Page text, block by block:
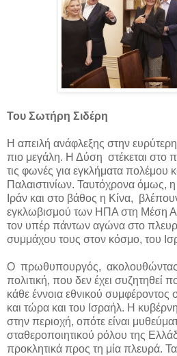
Του Σωτήρη Σιδέρη
Η απειλή ανάφλεξης στην ευρύτερη
πιο μεγάλη. Η Δύση στέκεται στο
τις φωνές για εγκλήματα πολέμου
Παλαιστινίων. Ταυτόχρονα όμως,
Ιράν και στο βάθος η Κίνα,
εγκλωβισμού των ΗΠΑ στη Μέση
τον υπέρ πάντων αγώνα στο
συμμάχου τους στον κόσμο, του
Ο πρωθυπουργός,
πολιτική, που δεν έχει συζητηθεί
κάθε έννοια εθνικού
και τώρα και του Ισραήλ. Η
στην περιοχή, οπότε είναι
σταθεροποιητικού ρόλου της
προκλητικά προς τη μία πλευρά.